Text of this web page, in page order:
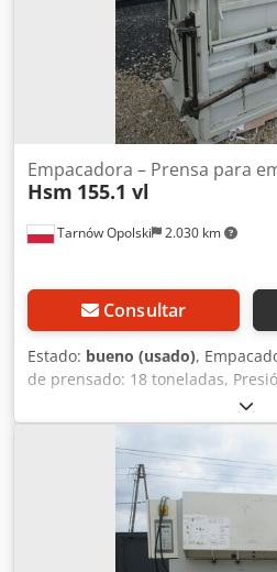
Tarnów Opolski 2.030 km
Empacadora – Prensa para
Hsm 155.1 vl
Consultar
Estado: bueno (usado),
de prensado: 18 toneladas,
Capacidad teórica: 3 pacas/h, es
Dimensiones de la viga:,
viga:, 150-250 kg, , Cjdpfxov
400 V/4 kW, ,